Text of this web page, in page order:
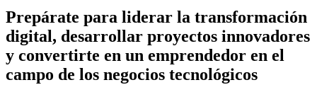
Prepárate para liderar la transformación
digital, desarrollar proyectos innovadores
y convertirte en un emprendedor en el
campo de los negocios tecnológicos